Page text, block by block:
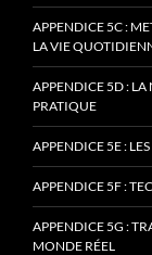
APPENDICE 5C :
LA VIE
APPENDICE 5D :
PRATIQUE
APPENDICE 5E :
APPENDICE 5F :
APPENDICE 5G :
MONDE RÉEL